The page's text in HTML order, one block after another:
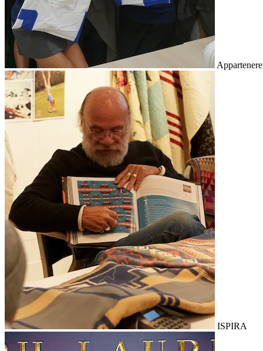
Appartenere
ISPIRA